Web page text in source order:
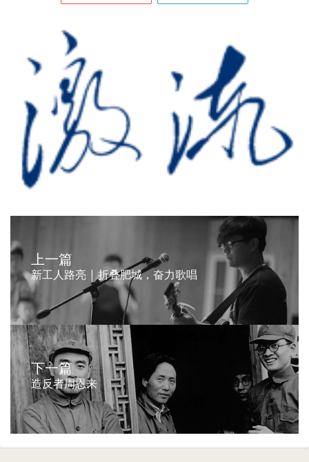
上一篇
新工人路亮 | 折叠肥城，奋力歌唱
下一篇
造反者周恩来